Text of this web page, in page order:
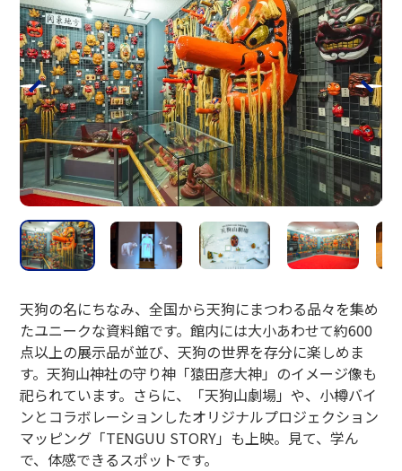
天狗の名にちなみ、全国から天狗にまつわる品々を集め
たユニークな資料館です。館内には大小あわせて約600
点以上の展示品が並び、天狗の世界を存分に楽しめま
す。天狗山神社の守り神「猿田彦大神」のイメージ像も
祀られています。さらに、「天狗山劇場」や、小樽バイ
ンとコラボレーションしたオリジナルプロジェクション
マッピング「TENGUU STORY」も上映。見て、学ん
で、体感できるスポットです。